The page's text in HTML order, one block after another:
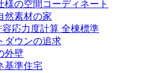
様の空間コーディネート
然素材の家
応力度計算 全棟標準
ダウンの追求
外壁
基準住宅